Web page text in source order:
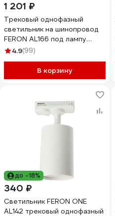
1 201 ₽
Трековый однофазный
светильник на шинопровод
FERON AL166 под лампу
GX70, белый, 48544
4.9(99)
В корзину
до -18%
340 ₽
Светильник FERON ONE
AL142 трековый однофазный